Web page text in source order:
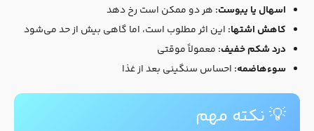
اسهال یا یبوست:هر دو ممکن است رخ دهد
کاهش اشتها:این اثر مطلوب است، اما گاهی بیش از حد می‌شود
درد شکم خفیف:معمولاً موقتی
سوءهاضمه:احساس سنگینی بعد از غذا
💡 نکته مهم